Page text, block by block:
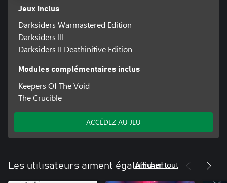
Jeux inclus
Darksiders Warmastered Edition
Darksiders III
Darksiders II Deathinitive Edition
Modules complémentaires inclus
Keepers Of The Void
The Crucible
ACCÉDEZ AU JEU
Les utilisateurs aiment également
Afficher tout